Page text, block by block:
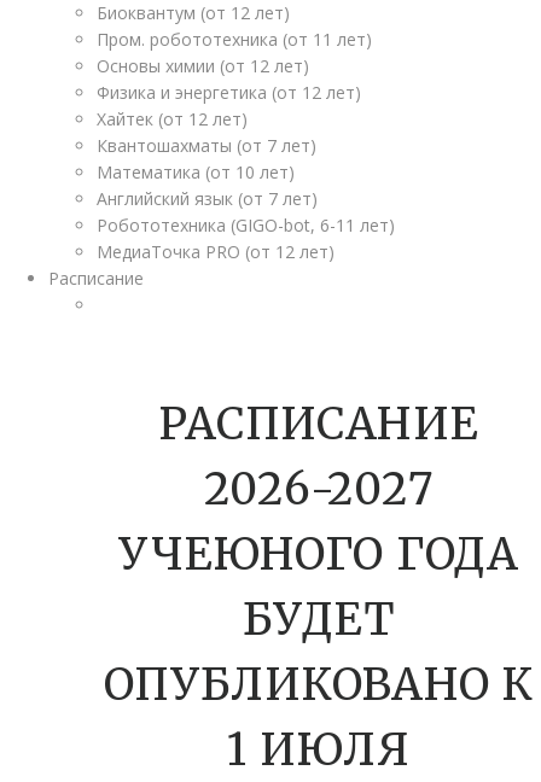
Биоквантум (от 12 лет)
Пром. робототехника (от 11 лет)
Основы химии (от 12 лет)
Физика и энергетика (от 12 лет)
Хайтек (от 12 лет)
Квантошахматы (от 7 лет)
Математика (от 10 лет)
Английский язык (от 7 лет)
Робототехника (GIGO-bot, 6-11 лет)
МедиаТочка PRO (от 12 лет)
Расписание
РАСПИСАНИЕ
2026-2027
УЧЕЮНОГО ГОДА
БУДЕТ
ОПУБЛИКОВАНО К
1 ИЮЛЯ